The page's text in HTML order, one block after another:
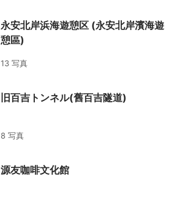
永安北岸浜海遊憩区 (永安北岸濱海遊
憩區)
13 写真
旧百吉トンネル(舊百吉隧道)
8 写真
源友咖啡文化館